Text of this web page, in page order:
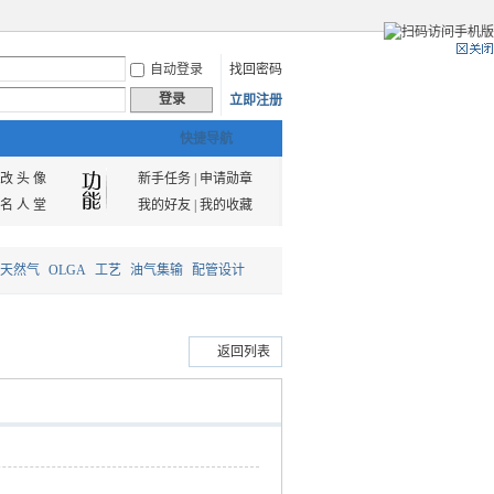
自动登录
找回密码
登录 立即注册
快捷导航
改 头 像 新手任务|
申请勋章
名 人 堂 我的好友| 我的收藏
然气 OLGA 工艺 油气集输 配管设计
返回列表